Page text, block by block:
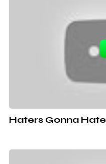
Haters Gonna Hate